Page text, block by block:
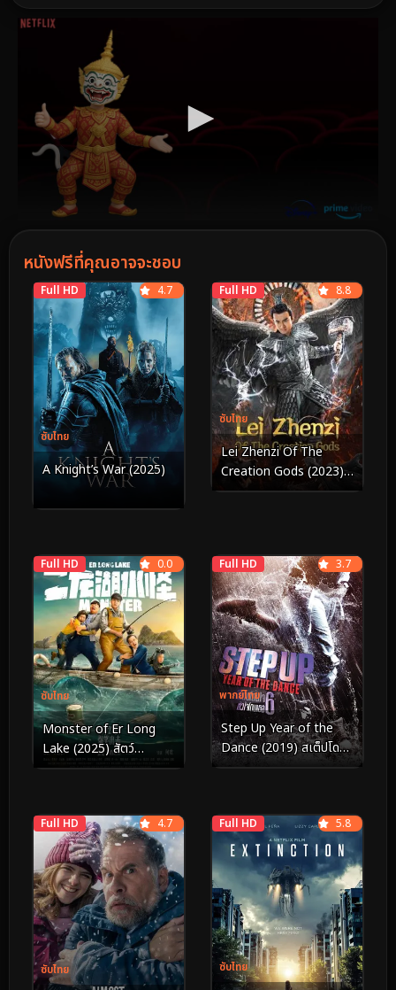
หนังฟรีที่คุณอาจจะชอบ
Full HD
ซับไทย
4.7
A Knight’s War (2025)
Full HD
ซับไทย
8.8
Lei Zhenzi Of The
Creation Gods (2023)
เหลยเจิ้นจื่อ วีรบุรุษเทพ
Full HD
ซับไทย
0.0
Monster of Er Long
Lake (2025) สัตว์
ประหลาดแห่งทะเลสาบเอ๋อ
Full HD
พากย์ไทย
3.7
Step Up Year of the
Dance (2019) สเต็ปโดน
ใจ หัวใจโดนเธอ 6
Full HD
ซับไทย
4.7 Full HD
ซับไทย
5.8